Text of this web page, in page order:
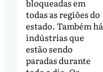
bloqueadas em
todas as regiões do
estado. Também há
indústrias que
estão sendo
paradas durante